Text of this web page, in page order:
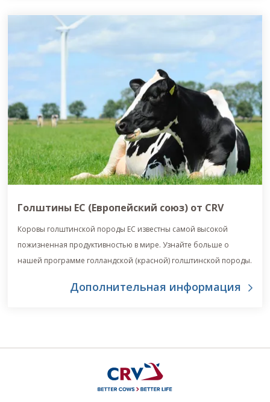
Голштины ЕС (Европейский союз) от CRV
Коровы голштинской породы ЕС известны самой высокой
пожизненная продуктивностью в мире. Узнайте больше о
нашей программе голландской (красной) голштинской породы.
Дополнительная информация